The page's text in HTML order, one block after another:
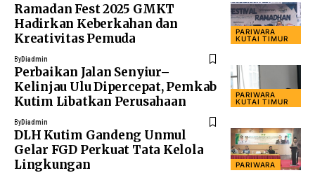
PARIWARA
KUTAI TIMUR
Ramadan Fest 2025 GMKT
Hadirkan Keberkahan dan
Kreativitas Pemuda
ByDiadmin
PARIWARA
KUTAI TIMUR
Perbaikan Jalan Senyiur–
Kelinjau Ulu Dipercepat, Pemkab
Kutim Libatkan Perusahaan
ByDiadmin
PARIWARA
DLH Kutim Gandeng Unmul
Gelar FGD Perkuat Tata Kelola
Lingkungan